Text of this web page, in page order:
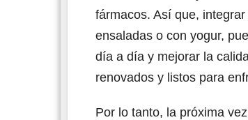
fármacos. Así que,
ensaladas o con yogur,
día a día y mejorar la
renovados y listos para
Por lo tanto, la próxima